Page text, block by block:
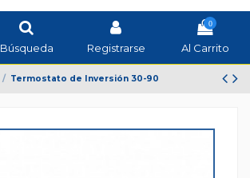
Búsqueda Registrarse
0
Al Carrito
Termostato de Inversión 30-90